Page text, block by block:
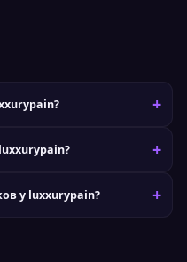
у luxxurypain?